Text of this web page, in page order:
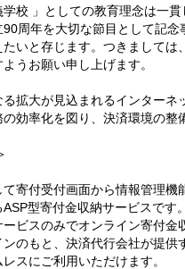
校 」としての教育理念は一貫
周年を大切な節目として記
いと存じます。つきまして
うお願い申し上げます。
拡大が見込まれるインターネ
効率化を図り、決済環境の整
寄付受付画面から情報管理機
型寄付金収納サービスです。
ビスのみでオンライン寄付金
ンのもと、決済代行会社が提
レスにご利用いただけます。